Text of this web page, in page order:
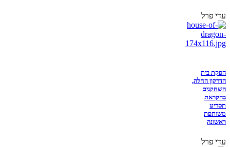
עדי פרל
הפקת בית
הדרקון החלה,
השחקנים
בהקראת
תסריט
משותפת
ראשונה
עדי פרל